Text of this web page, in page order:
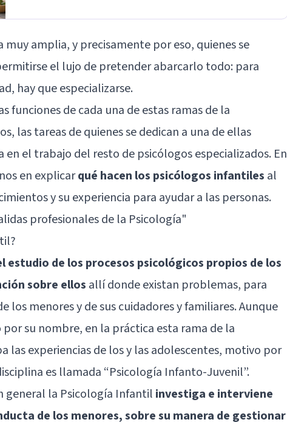
muy amplia, y precisamente por eso, quienes se
el lujo de pretender abarcarlo todo: para
hay que especializarse.
funciones de cada una de estas ramas de la
las tareas de quienes se dedican a una de ellas
en el trabajo del resto de psicólogos especializados. En
en explicarqué hacen los psicólogos infantiles al
y su experiencia para ayudar a las personas.
profesionales de la Psicología"
estudio de los procesos psicológicos propios de los
sobre ellos allí donde existan problemas, para
los menores y de sus cuidadores y familiares. Aunque
su nombre, en la práctica esta rama de la
las experiencias de los y las adolescentes, motivo por
es llamada “Psicología Infanto-Juvenil”.
general la Psicología Infantil investiga e interviene
de los menores, sobre su manera de gestionar